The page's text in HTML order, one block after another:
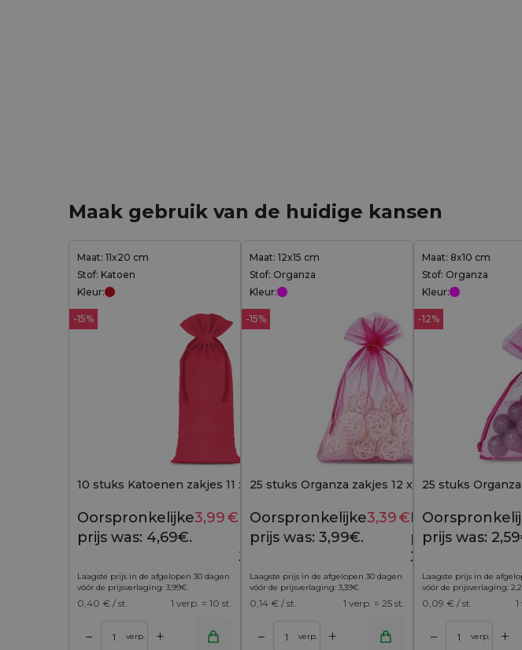
Maak gebruik van de huidige kansen
Maat: 11x20 cm
Stof: Katoen
Kleur:
-15%
10 stuks Katoenen zakjes 11 x 20 cm - rood
4,69 €
Oorspronkelijke
prijs was: 4,69€.
3,99€ Huidige
prijs is:
3,99€.
Laagste prijs in de afgelopen 30 dagen
vóór de prijsverlaging: 3,99€.
0,40 € / st. 1 verp. = 10 st.
– verp. +
Maat: 12x15 cm
Stof: Organza
Kleur:
-15%
25 stuks Organza zakjes 12 x 15 cm - fuchsia
3,99 €
Oorspronkelijke
prijs was: 3,99€.
3,39€Huidige
prijs is:
3,39€.
Laagste prijs in de afgelopen 30 dagen
vóór de prijsverlaging: 3,39€.
0,14 € / st. 1 verp. = 25 st.
– verp. +
Maat: 8x10 cm
Stof: Organza
Kleur:
-12%
25 stuks
prijs was:
Laagste prijs in de
vóór de prijsverlaging:
0,09 € / st.
– verp. +
Toevoegen aan winkelwagen Toevoegen aan winkelwagen Toevoegen aan